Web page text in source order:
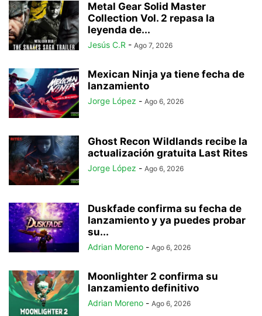
Metal Gear Solid Master
Collection Vol. 2 repasa la
leyenda de...
Jesús C.R - Ago 7, 2026
Mexican Ninja ya tiene fecha de
lanzamiento
Jorge López - Ago 6, 2026
Ghost Recon Wildlands recibe la
actualización gratuita Last Rites
Jorge López - Ago 6, 2026
Duskfade confirma su fecha de
lanzamiento y ya puedes probar
su...
Adrian Moreno - Ago 6, 2026
Moonlighter 2 confirma su
lanzamiento definitivo
Adrian Moreno - Ago 6, 2026